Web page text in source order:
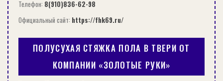
площадь чаши.
Важно: все эти проблемы чаще
Телефон: 8(910)836-62-98
Официальный сайт: https://fhk69.ru/
ПОЛУСУХАЯ СТЯЖКА ПОЛА В ТВЕРИ ОТ
КОМПАНИИ «ЗОЛОТЫЕ РУКИ»